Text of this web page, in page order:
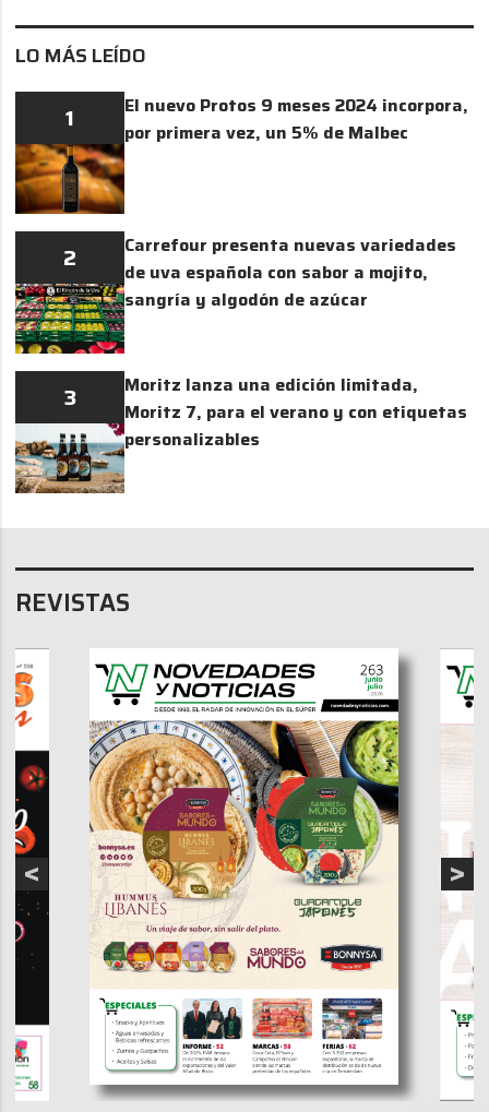
LO MÁS LEÍDO
1
El nuevo Protos 9 meses 2024 incorpora,
por primera vez, un 5% de Malbec
2
Carrefour presenta nuevas variedades
de uva española con sabor a mojito,
sangría y algodón de azúcar
3
Moritz lanza una edición limitada,
Moritz 7, para el verano y con etiquetas
personalizables
REVISTAS